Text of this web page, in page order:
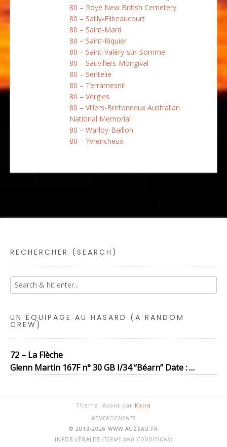
80 – Roye New British Cemetery
80 – Sailly-Flibeaucourt
80 – Saint-Mard
80 – Saint-Riquier
80 – Saint-Valéry-sur-Somme
80 – Sauvillers-Mongival
80 – Sentelie
80 – Terramesnil
80 – Vergies
80 – Villers-Bretonneux Australian
National Memorial
80 – Warloy-Baillon
80 – Yvrencheux
RECHERCHER (SEARCH)
UN ÉQUIPAGE AU HASARD (A RANDOM
CREW)
72 – La Flèche
Glenn Martin 167F n° 30 GB I/34 “Béarn” Date : …
Theme: Avant par Kaira
REMERCIEMENTS
© 2013-2026 WWW.AUZEAU.FR
INFOS LÉGALES (TERMS AND CONDITIONS)